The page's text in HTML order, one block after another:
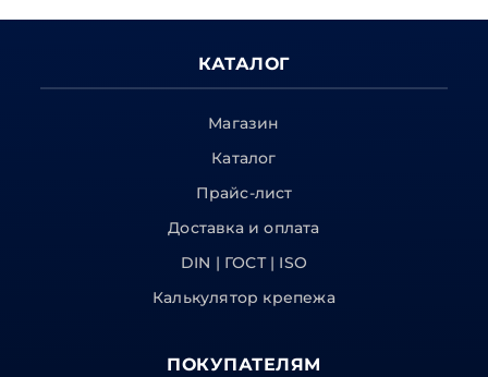
КАТАЛОГ
Магазин
Каталог
Прайс-лист
Доставка и оплата
DIN | ГОСТ | ISO
Калькулятор крепежа
ПОКУПАТЕЛЯМ